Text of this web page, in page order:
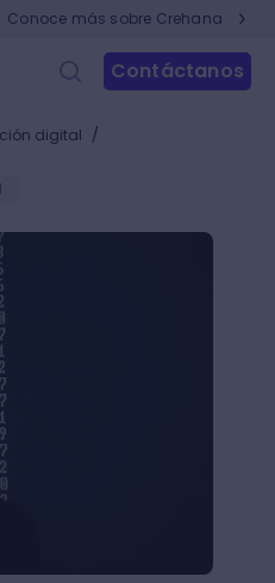
Conoce más sobre Crehana
Contáctanos
digital /
todos los